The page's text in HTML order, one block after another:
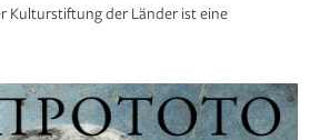
Kulturstiftung der Länder ist eine